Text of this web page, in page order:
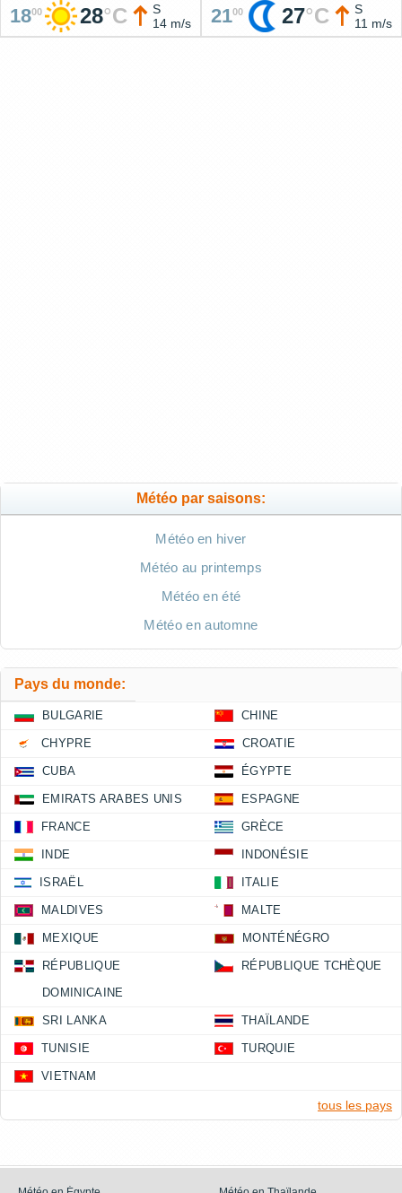
1800 28°C
S
14 m/s
2100 27°C
S
11 m/s
Météo par saisons:
Météo en hiver
Météo au printemps
Météo en été
Météo en automne
Pays du monde:
BULGARIE CHINE
CHYPRE CROATIE
CUBA ÉGYPTE
EMIRATS ARABES UNIS ESPAGNE
FRANCE GRÈCE
INDE INDONÉSIE
ISRAËL ITALIE
MALDIVES MALTE
MEXIQUE MONTÉNÉGRO
RÉPUBLIQUE
DOMINICAINE
RÉPUBLIQUE TCHÈQUE
SRI LANKA THAÏLANDE
TUNISIE TURQUIE
VIETNAM
tous les pays